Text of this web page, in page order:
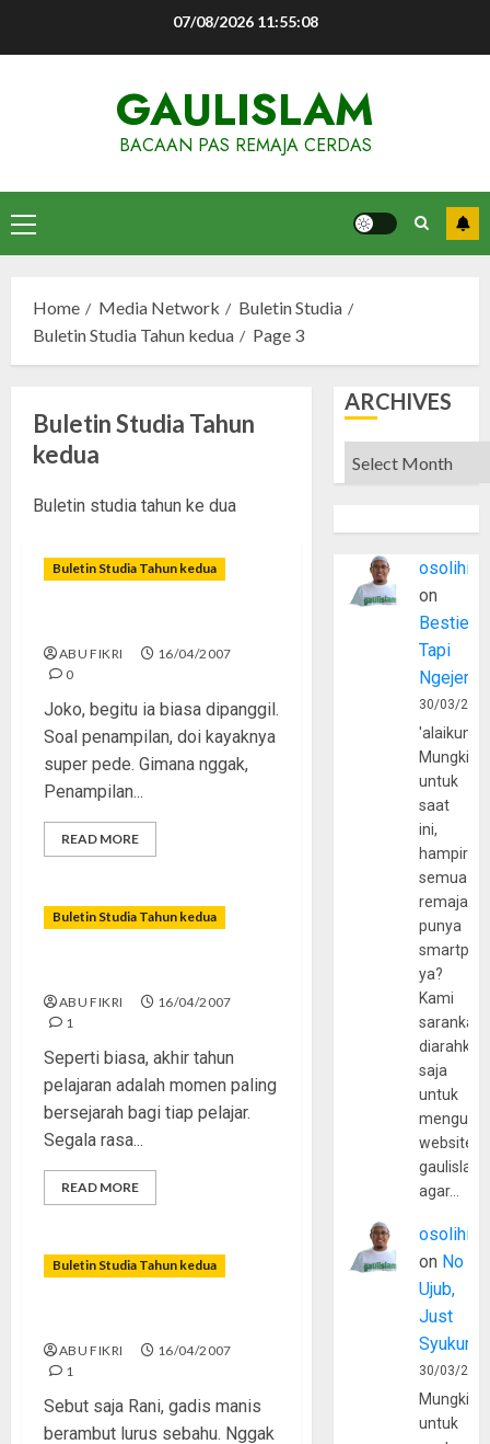
07/08/2026 11:55:08
GAULISLAM
BACAAN PAS REMAJA CERDAS
Primary
Menu
Home Media Network
Buletin Studia
Buletin Studia Tahun kedua
Page 3
Buletin Studia Tahun
kedua
Buletin studia tahun ke dua
Buletin Studia Tahun kedua
ABU FIKRI
16/04/2007
0
Joko, begitu ia biasa dipanggil.
Soal penampilan, doi kayaknya
super pede. Gimana nggak,
Penampilan...
READ MORE
Buletin Studia Tahun kedua
ABU FIKRI
16/04/2007
1
Seperti biasa, akhir tahun
pelajaran adalah momen paling
bersejarah bagi tiap pelajar.
Segala rasa...
READ MORE
Buletin Studia Tahun kedua
ABU FIKRI
16/04/2007
1
Sebut saja Rani, gadis manis
berambut lurus sebahu. Nggak
ARCHIVES
Archives
osolihin
on
Bestie
Tapi
30/03/
Mungkin
untuk
saat
ini,
hampir
semua
remaja
punya
ya?
Kami
sarankan,
diarahkan
saja
untuk
website
agar…
osolihin
on No
Ujub,
Just
Syukur
30/03/
Mungkin
untuk